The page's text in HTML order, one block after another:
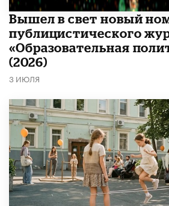
Вышел в свет новый
публицистического
«Образовательная
(2026)
3 ИЮЛЯ